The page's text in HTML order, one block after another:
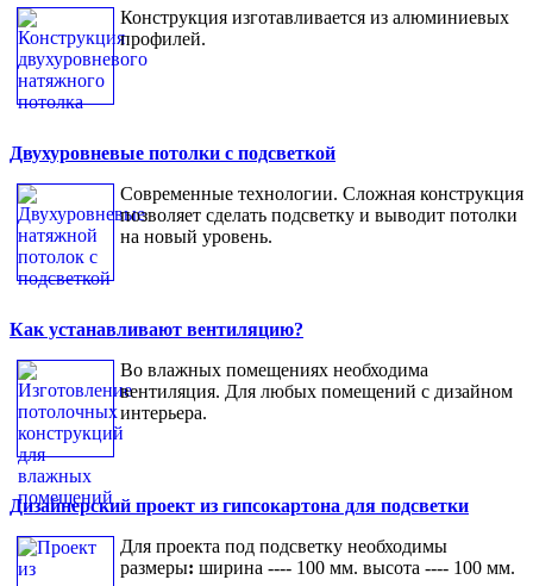
Конструкция изготавливается из алюминиевых
профилей.
Двухуровневые потолки с подсветкой
Современные технологии. Сложная конструкция
позволяет сделать подсветку и выводит потолки
на новый уровень.
Как устанавливают вентиляцию?
Во влажных помещениях необходима
вентиляция. Для любых помещений с дизайном
интерьера.
Дизайнерский проект из гипсокартона для подсветки
Для проекта под подсветку необходимы
размеры: ширина ---- 100 мм. высота ---- 100 мм.